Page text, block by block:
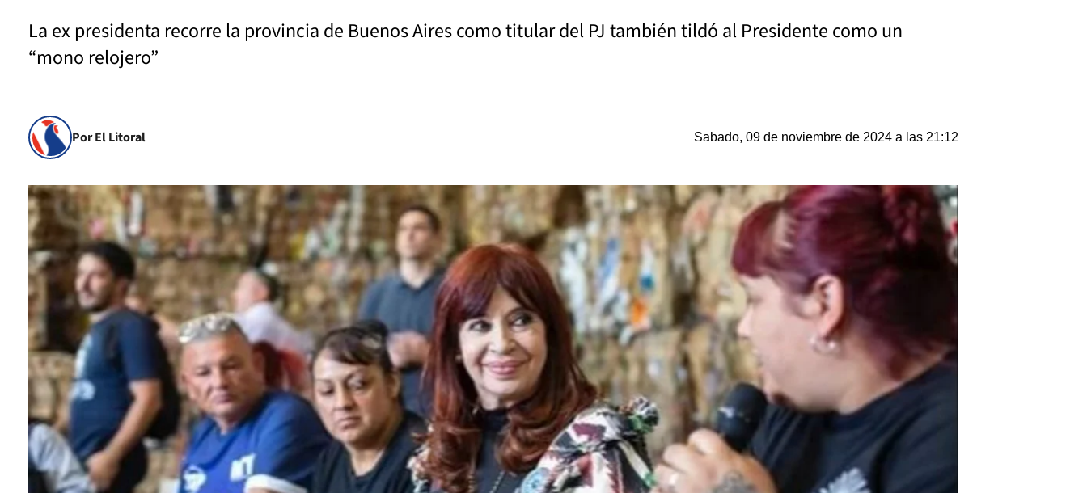
La ex presidenta recorre la provincia de Buenos Aires como titular del PJ también tildó al Presidente como un
“mono relojero”
Por El Litoral Sabado, 09 de noviembre de 2024 a las 21:12